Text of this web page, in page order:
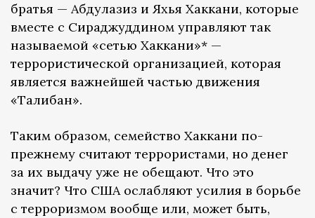
братья — Абдулазиз и Яхья Хаккани, которые
вместе с Сираджуддином управляют так
называемой «сетью Хаккани»* —
террористической организацией, которая
является важнейшей частью движения
«Талибан».
Таким образом, семейство Хаккани по-
прежнему считают террористами, но денег
за их выдачу уже не обещают. Что это
значит? Что США ослабляют усилия в борьбе
с терроризмом вообще или, может быть,